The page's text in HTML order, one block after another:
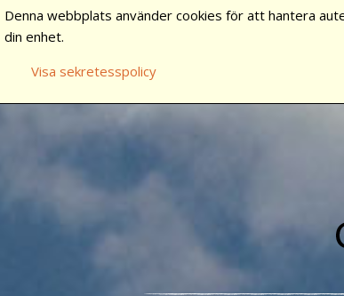
Denna webbplats använder cookies för att hantera
din enhet.
Visa sekretesspolicy